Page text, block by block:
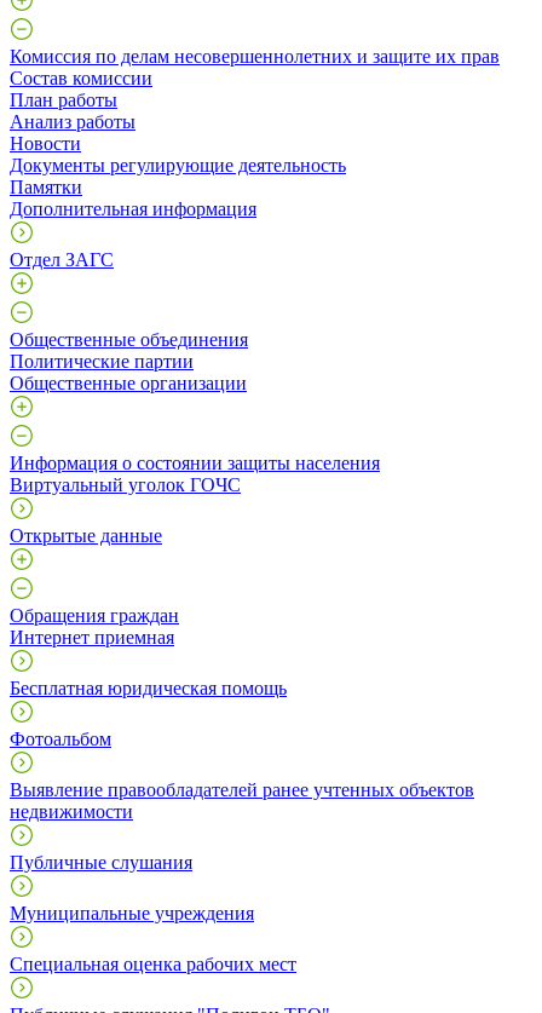
Комиссия по делам несовершеннолетних и защите их прав
Состав комиссии
План работы
Анализ работы
Новости
Документы регулирующие деятельность
Памятки
Дополнительная информация
Отдел ЗАГС
Общественные объединения
Политические партии
Общественные организации
Информация о состоянии защиты населения
Виртуальный уголок ГОЧС
Открытые данные
Обращения граждан
Интернет приемная
Бесплатная юридическая помощь
Фотоальбом
Выявление правообладателей ранее учтенных объектов
недвижимости
Публичные слушания
Муниципальные учреждения
Специальная оценка рабочих мест